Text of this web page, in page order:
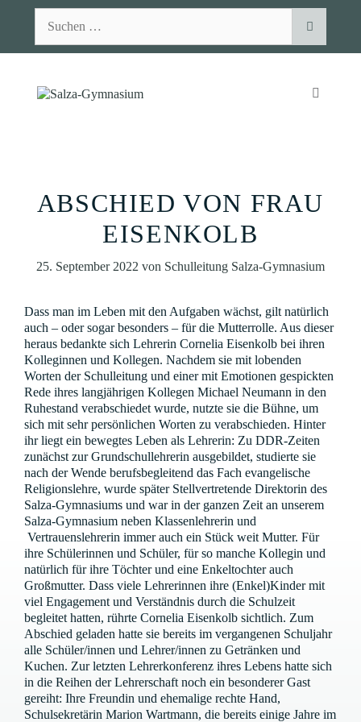
nach:
ABSCHIED VON FRAU
EISENKOLB
25. September 2022 von Schulleitung Salza-Gymnasium
Dass man im Leben mit den Aufgaben wächst, gilt natürlich
auch – oder sogar besonders – für die Mutterrolle. Aus dieser
heraus bedankte sich Lehrerin Cornelia Eisenkolb bei ihren
Kolleginnen und Kollegen. Nachdem sie mit lobenden
Worten der Schulleitung und einer mit Emotionen gespickten
Rede ihres langjährigen Kollegen Michael Neumann in den
Ruhestand verabschiedet wurde, nutzte sie die Bühne, um
sich mit sehr persönlichen Worten zu verabschieden. Hinter
ihr liegt ein bewegtes Leben als Lehrerin: Zu DDR-Zeiten
zunächst zur Grundschullehrerin ausgebildet, studierte sie
nach der Wende berufsbegleitend das Fach evangelische
Religionslehre, wurde später Stellvertretende Direktorin des
Salza-Gymnasiums und war in der ganzen Zeit an unserem
Salza-Gymnasium neben Klassenlehrerin und
Vertrauenslehrerin immer auch ein Stück weit Mutter. Für
ihre Schülerinnen und Schüler, für so manche Kollegin und
natürlich für ihre Töchter und eine Enkeltochter auch
Großmutter. Dass viele Lehrerinnen ihre (Enkel)Kinder mit
viel Engagement und Verständnis durch die Schulzeit
begleitet hatten, rührte Cornelia Eisenkolb sichtlich. Zum
Abschied geladen hatte sie bereits im vergangenen Schuljahr
alle Schüler/innen und Lehrer/innen zu Getränken und
Kuchen. Zur letzten Lehrerkonferenz ihres Lebens hatte sich
in die Reihen der Lehrerschaft noch ein besonderer Gast
gereiht: Ihre Freundin und ehemalige rechte Hand,
Schulsekretärin Marion Wartmann, die bereits einige Jahre im